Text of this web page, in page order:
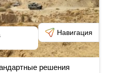
Навигация
решения